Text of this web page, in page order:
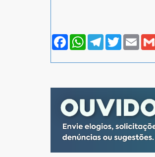
FacebookWhatsAppTelegramTwitterEmail